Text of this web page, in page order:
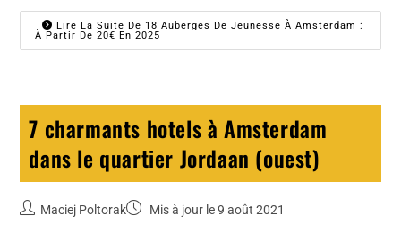
Lire La Suite De 18 Auberges De Jeunesse À Amsterdam :
À Partir De 20€ En 2025
7 charmants hotels à Amsterdam
dans le quartier Jordaan (ouest)
Maciej Poltorak Mis à jour le 9 août 2021